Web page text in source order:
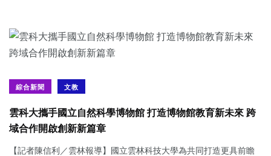
綜合新聞 文教
雲科大攜手國立自然科學博物館 打造博物館教育新未來 跨
域合作開啟創新新篇章
【記者陳信利／雲林報導】國立雲林科技大學為共同打造更具前瞻